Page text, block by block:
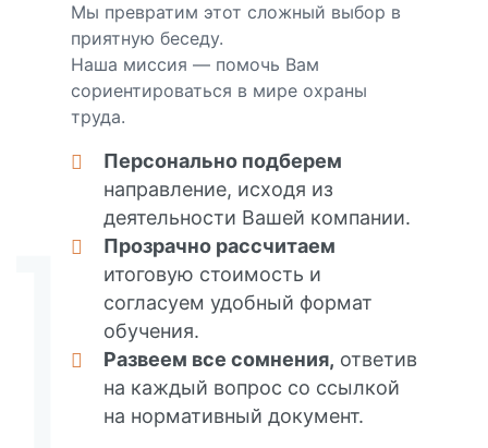
Мы превратим этот сложный выбор в
приятную беседу.
Наша миссия — помочь Вам
сориентироваться в мире охраны
труда.
Персонально подберем
направление, исходя из
деятельности Вашей компании.
Прозрачно рассчитаем
итоговую стоимость и
согласуем удобный формат
обучения.
Развеем все сомнения, ответив
на каждый вопрос со ссылкой
на нормативный документ.